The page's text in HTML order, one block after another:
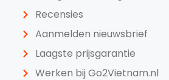
Recensies
Aanmelden nieuwsbrief
Laagste prijsgarantie
Werken bij Go2Vietnam.nl